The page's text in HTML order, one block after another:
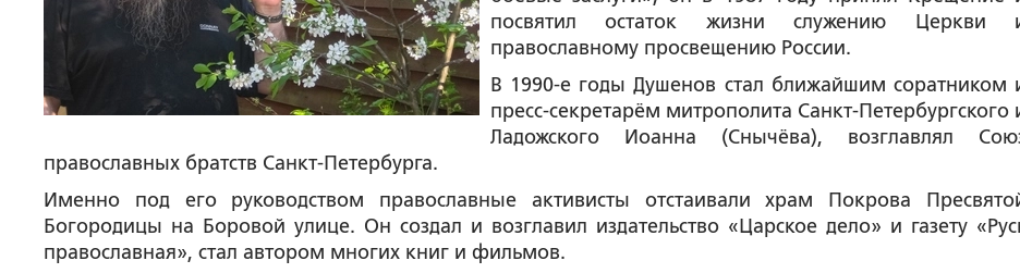
посвятил остаток жизни служению Церкви
православному просвещению России.
В 1990-е годы Душенов стал ближайшим соратником
пресс-секретарём митрополита Санкт-Петербургского
Ладожского Иоанна (Снычёва), возглавлял
православных братств Санкт-Петербурга.
Именно под его руководством православные активисты отстаивали храм Покрова
Богородицы на Боровой улице. Он создал и возглавил издательство «Царское дело» и газету
православная», стал автором многих книг и фильмов.